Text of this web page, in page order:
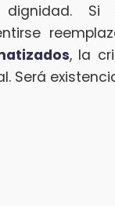
Si
, la
Será